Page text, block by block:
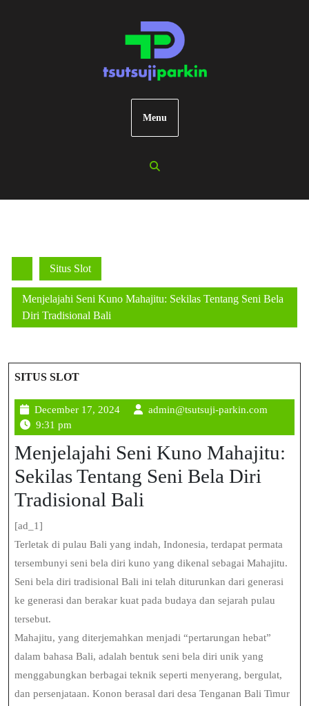
Menu
Situs Slot
Menjelajahi Seni Kuno Mahajitu: Sekilas Tentang Seni Bela
Diri Tradisional Bali
SITUS SLOT
December 17, 2024Decemberadmin@tsutsuji-parkin.com
9:31 pm
Menjelajahi Seni Kuno Mahajitu:
Sekilas Tentang Seni Bela Diri
Tradisional Bali
[ad_1]
Terletak di pulau Bali yang indah, Indonesia, terdapat permata
tersembunyi seni bela diri kuno yang dikenal sebagai Mahajitu.
Seni bela diri tradisional Bali ini telah diturunkan dari generasi
ke generasi dan berakar kuat pada budaya dan sejarah pulau
tersebut.
Mahajitu, yang diterjemahkan menjadi “pertarungan hebat”
dalam bahasa Bali, adalah bentuk seni bela diri unik yang
menggabungkan berbagai teknik seperti menyerang, bergulat,
dan persenjataan. Konon berasal dari desa Tenganan Bali Timur